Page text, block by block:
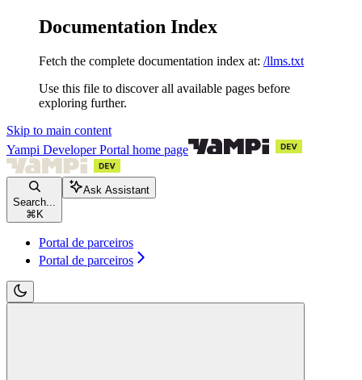
Documentation Index
Fetch the complete documentation index at: /llms.txt
Use this file to discover all available pages before
exploring further.
Skip to main content
Yampi Developer Portal home page
Search...
⌘ K
Ask Assistant
Portal de parceiros
Portal de parceiros